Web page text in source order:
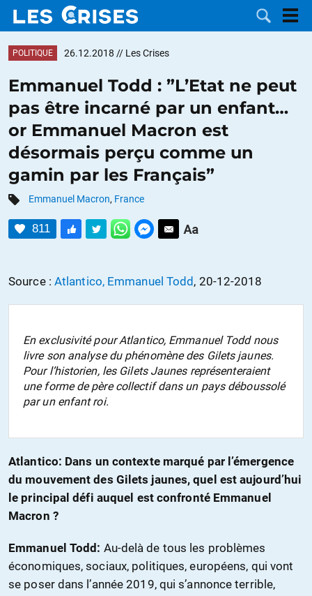
LES
DOSSIERS
CATÉGORIES
NOUS
POLITIQUE 26.12.2018 // Les Crises
Emmanuel Todd : ”L’Etat ne peut
pas être incarné par un enfant…
or Emmanuel Macron est
désormais perçu comme un
gamin par les Français”
Emmanuel Macron, France
811
Source : Atlantico, Emmanuel Todd , 20-12-2018
En exclusivité pour Atlantico, Emmanuel Todd nous
livre son analyse du phénomène des Gilets jaunes.
Pour l’historien, les Gilets Jaunes représenteraient
une forme de père collectif dans un pays déboussolé
par un enfant roi.
Atlantico: Dans un contexte marqué par l’émergence
du mouvement des Gilets jaunes, quel est aujourd’hui
le principal défi auquel est confronté Emmanuel
Macron ?
Emmanuel Todd: Au-delà de tous les problèmes
économiques, sociaux, politiques, européens, qui vont
se poser dans l’année 2019, qui s’annonce terrible,